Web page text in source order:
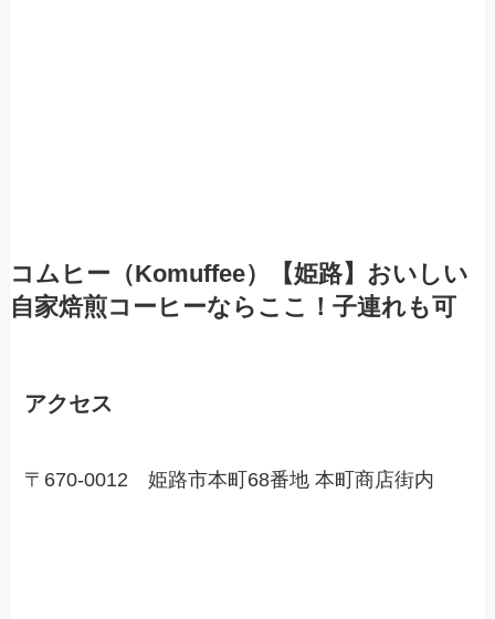
コムヒー（Komuffee）【姫路】おいしい
自家焙煎コーヒーならここ！子連れも可
アクセス
〒670-0012 姫路市本町68番地 本町商店街内